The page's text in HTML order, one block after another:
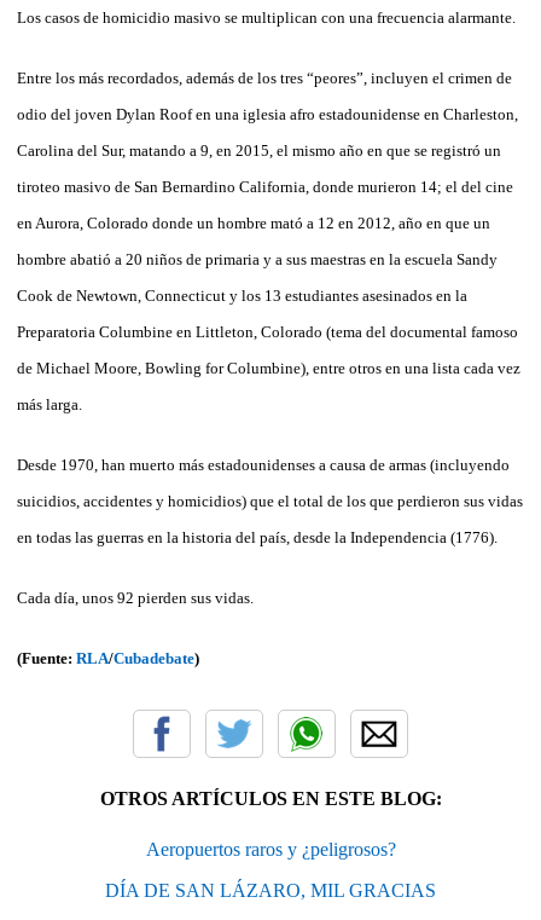
Los casos de homicidio masivo se multiplican con una frecuencia alarmante.
Entre los más recordados, además de los tres “peores”, incluyen el crimen de
odio del joven Dylan Roof en una iglesia afro estadounidense en Charleston,
Carolina del Sur, matando a 9, en 2015, el mismo año en que se registró un
tiroteo masivo de San Bernardino California, donde murieron 14; el del cine
en Aurora, Colorado donde un hombre mató a 12 en 2012, año en que un
hombre abatió a 20 niños de primaria y a sus maestras en la escuela Sandy
Cook de Newtown, Connecticut y los 13 estudiantes asesinados en la
Preparatoria Columbine en Littleton, Colorado (tema del documental famoso
de Michael Moore, Bowling for Columbine), entre otros en una lista cada vez
más larga.
Desde 1970, han muerto más estadounidenses a causa de armas (incluyendo
suicidios, accidentes y homicidios) que el total de los que perdieron sus vidas
en todas las guerras en la historia del país, desde la Independencia (1776).
Cada día, unos 92 pierden sus vidas.
(Fuente: RLA/Cubadebate)
OTROS ARTÍCULOS EN ESTE BLOG:
Aeropuertos raros y ¿peligrosos?
DÍA DE SAN LÁZARO, MIL GRACIAS